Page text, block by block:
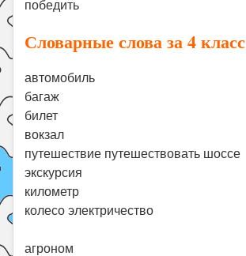
победить
Словарные слова за 4 класс
автомобиль
багаж
билет
вокзал
путешествие путешествовать шоссе
экскурсия
километр
колесо электричество
агроном